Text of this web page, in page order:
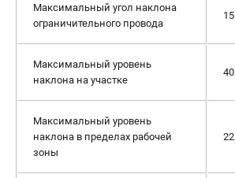
Максимальный угол наклона
ограничительного провода
Максимальный уровень
наклона на участке
Максимальный уровень
наклона в пределах рабочей
зоны
22